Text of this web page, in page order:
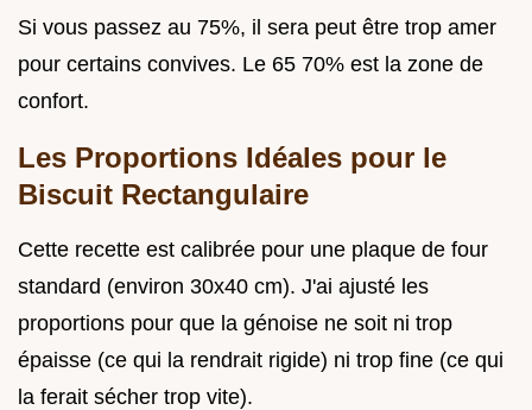
Si vous passez au 75%, il sera peut être trop amer
pour certains convives. Le 65 70% est la zone de
confort.
Les Proportions Idéales pour le
Biscuit Rectangulaire
Cette recette est calibrée pour une plaque de four
standard (environ 30x40 cm). J'ai ajusté les
proportions pour que la génoise ne soit ni trop
épaisse (ce qui la rendrait rigide) ni trop fine (ce qui
la ferait sécher trop vite).